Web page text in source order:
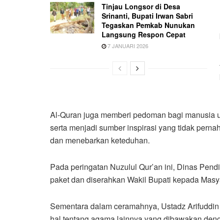
Tinjau Longsor di Desa
Srinanti, Bupati Irwan Sabri
Tegaskan Pemkab Nunukan
Langsung Respon Cepat
7 JANUARI 2026
Al-Quran juga memberi pedoman bagi
serta menjadi sumber inspirasi yang tidak
dan menebarkan keteduhan.
Pada peringatan Nuzulul Qur’an ini, Dinas
paket dan diserahkan Wakil Bupati kepada
Sementara dalam ceramahnya, Ustadz